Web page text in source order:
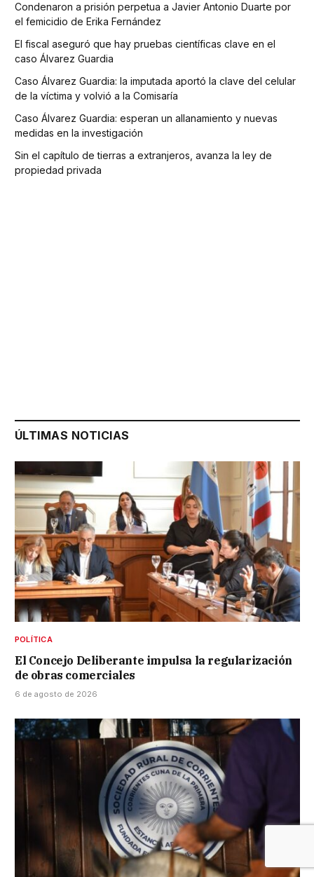
Condenaron a prisión perpetua a Javier Antonio Duarte por
el femicidio de Erika Fernández
El fiscal aseguró que hay pruebas científicas clave en el
caso Álvarez Guardia
Caso Álvarez Guardia: la imputada aportó la clave del celular
de la víctima y volvió a la Comisaría
Caso Álvarez Guardia: esperan un allanamiento y nuevas
medidas en la investigación
Sin el capítulo de tierras a extranjeros, avanza la ley de
propiedad privada
ÚLTIMAS NOTICIAS
POLÍTICA
El Concejo Deliberante impulsa la regularización
de obras comerciales
6 de agosto de 2026